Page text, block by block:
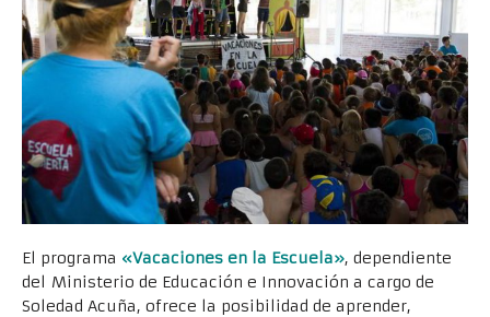
El programa «Vacaciones en la Escuela», dependiente
del Ministerio de Educación e Innovación a cargo de
Soledad Acuña, ofrece la posibilidad de aprender,